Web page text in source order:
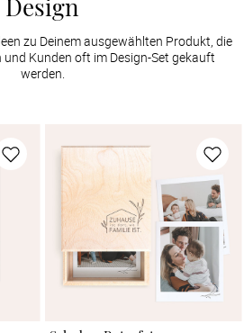
Design
zu Deinem ausgewählten Produkt, die
Kunden oft im Design-Set gekauft
werden.